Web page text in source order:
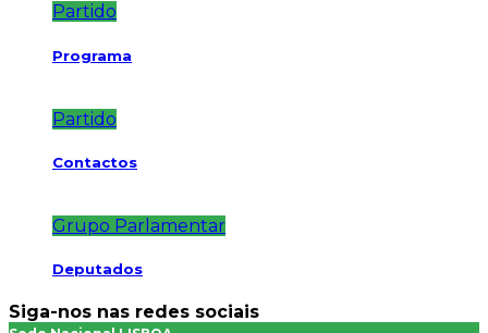
Partido
Programa
Partido
Contactos
Grupo Parlamentar
Deputados
Siga-nos nas redes sociais